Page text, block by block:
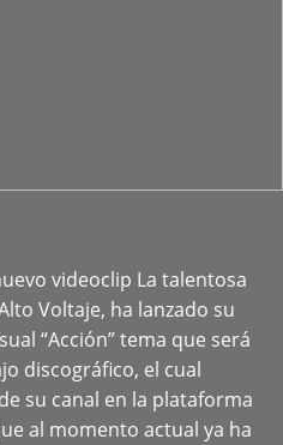
videoclip La talentosa
Voltaje, ha lanzado su
“Acción” tema que será
discográfico, el cual
su canal en la plataforma
al momento actual ya ha